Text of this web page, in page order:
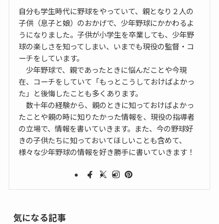
自分も学生時代に野球をやっていて、親となり２人の
子供（息子と娘）のおかげで、少年野球にかかわるよ
うになりました。子供が小学生を卒業しても、少年野
球の楽しさを知ってしまい、いまでも現役の監督・コ
ーチをしています。
少年野球で、親であったときに悩んだことや今現
在、コーチをしていて「もっとこうしておけばよかっ
た」と後悔したことも多くあります。
数十年の経験から、親のときに知っておけばよかっ
たことや親の時に知りたかった情報を、現役の指導者
の立場で、情報を書いていきます。また、今の野球好
きの子供たちに知っておいてほしいことも含めて、
様々な少年野球の情報を好き勝手に書いていきます！
気になる記事